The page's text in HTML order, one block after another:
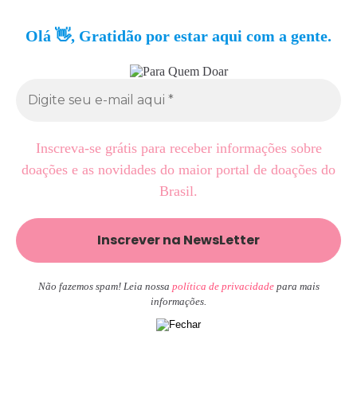
Olá 👋, Gratidão por estar aqui com a gente.
Inscreva-se grátis para receber informações sobre
doações e as novidades do maior portal de doações do
Brasil.
Não fazemos spam! Leia nossa política de privacidadepara mais
informações.